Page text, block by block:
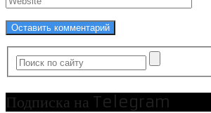
Подписка на Telegram